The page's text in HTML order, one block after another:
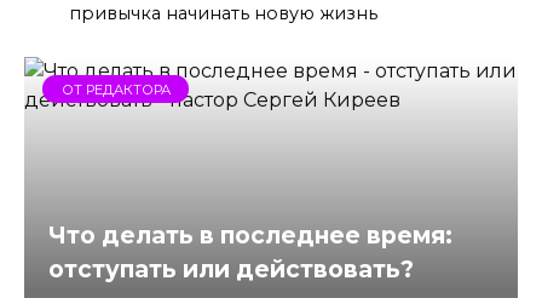
привычка начинать новую жизнь
ОТ РЕДАКТОРА
Что делать в последнее время:
отступать или действовать?